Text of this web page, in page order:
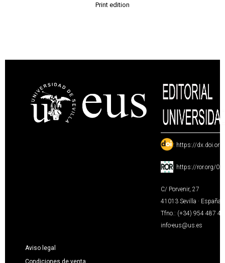
Print edition
: https://
: https://ror.org/
C/ Porvenir, 27
41013 Sevilla · España
Tfno.: (+34) 954 487
info-eus@us.es
Aviso legal
Condiciones de venta